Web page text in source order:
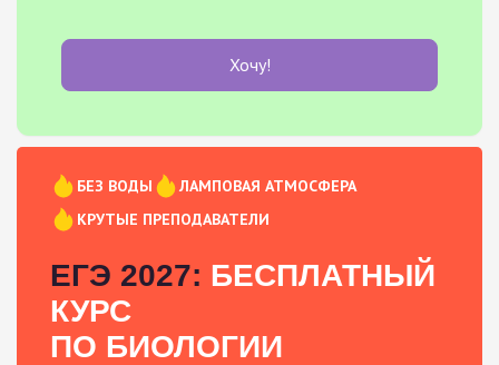
Хочу!
БЕЗ ВОДЫ
ЛАМПОВАЯ АТМОСФЕРА
КРУТЫЕ ПРЕПОДАВАТЕЛИ
ЕГЭ 2027: БЕСПЛАТНЫЙ
КУРС
ПО БИОЛОГИИ